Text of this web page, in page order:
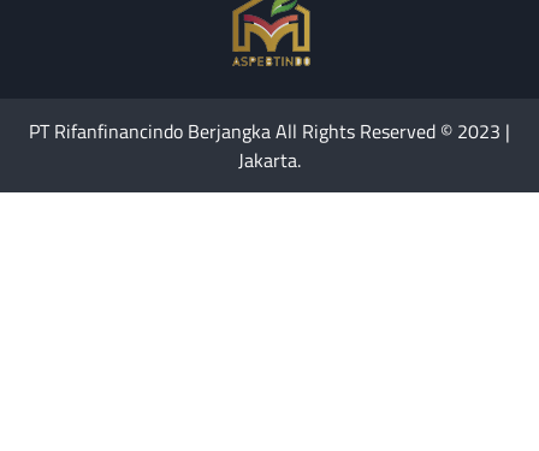
PT Rifanfinancindo Berjangka All Rights Reserved © 2023 |
Jakarta.